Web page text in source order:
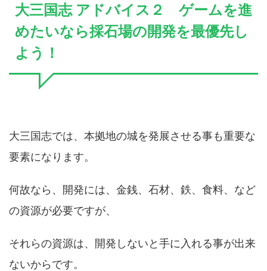
大三国志 アドバイス２ ゲームを進
めたいなら採石場の開発を最優先し
よう！
大三国志では、本拠地の城を発展させる事も重要な
要素になります。
何故なら、開発には、金銭、石材、鉄、食料、など
の資源が必要ですが、
それらの資源は、開発しないと手に入れる事が出来
ないからです。